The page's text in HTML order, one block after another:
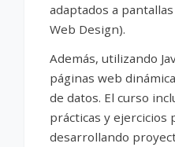
adaptados a
Web Design).
Además, utilizando
páginas web
de datos. El curso
prácticas y ejercicios
desarrollando